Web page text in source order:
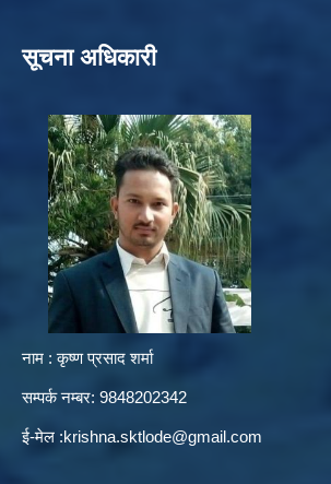
सूचना अधिकारी
नाम : कृष्ण प्रसाद शर्मा
सम्पर्क नम्बर: 9848202342
ई-मेल :krishna.sktlode@gmail.com